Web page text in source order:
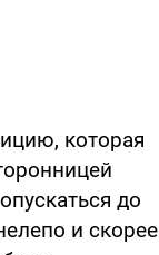
которая
до
и скорее